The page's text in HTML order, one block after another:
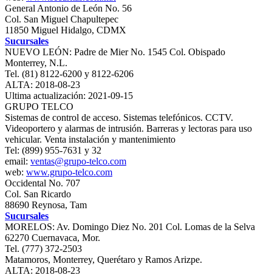
General Antonio de León No. 56
Col. San Miguel Chapultepec
11850 Miguel Hidalgo, CDMX
Sucursales
NUEVO LEÓN: Padre de Mier No. 1545 Col. Obispado
Monterrey, N.L.
Tel. (81) 8122-6200 y 8122-6206
ALTA: 2018-08-23
Ultima actualización: 2021-09-15
GRUPO TELCO
Sistemas de control de acceso. Sistemas telefónicos. CCTV.
Videoportero y alarmas de intrusión. Barreras y lectoras para uso
vehicular. Venta instalación y mantenimiento
Tel: (899) 955-7631 y 32
email: ventas@grupo-telco.com
web: www.grupo-telco.com
Occidental No. 707
Col. San Ricardo
88690 Reynosa, Tam
Sucursales
MORELOS: Av. Domingo Diez No. 201 Col. Lomas de la Selva
62270 Cuernavaca, Mor.
Tel. (777) 372-2503
Matamoros, Monterrey, Querétaro y Ramos Arizpe.
ALTA: 2018-08-23